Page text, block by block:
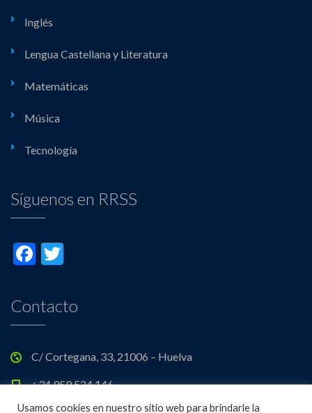
Inglés
Lengua Castellana y Literatura
Matemáticas
Música
Tecnología
Síguenos en RRSS
Facebook
Contacto
C/ Cortegana, 33, 21006 – Huelva
+34 959 524 146
Usamos cookies en nuestro sitio web para brindarle la